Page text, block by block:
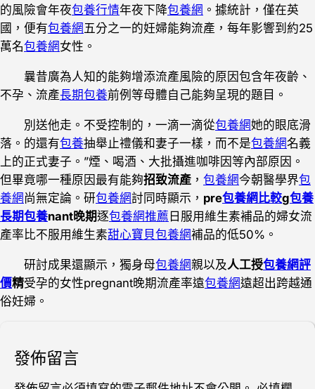
的風險會年夜包養行情年夜下降包養網 。據統計，僅在英
國，便有包養網五分之一的妊婦能夠流產，每年影響到約25
萬名包養網女性。
曩昔廣為人知的能夠增添流產風險的原因包含年夜齡、
不孕、流產長期包養前例等母體自己能夠呈現的題目。
別送他走。不受控制的，一滴一滴從包養網她的眼底滑
落。的還有包養抽舉止禮儀和妻子一樣，而不是包養網名義
上的正式妻子。”煙、喝酒、大批攝進咖啡因等內部原因。
但畢竟哪一種原因最有能夠招致流產 ， 包養網今朝醫學界包
養網 尚無定論。研包養網討同時顯示， pre包養網比較g包養
長期包養nant晚期逐包養網推薦 日服用維生素補品的婦女流
產率比不服用維生素甜心寶貝包養網補品的低50%。
研討成果還顯示，獨身母包養網親以及人工授包養網評
價精受孕的女性pregnant晚期流產率遠包養網遠超出跨越通
俗妊婦。
發佈留言